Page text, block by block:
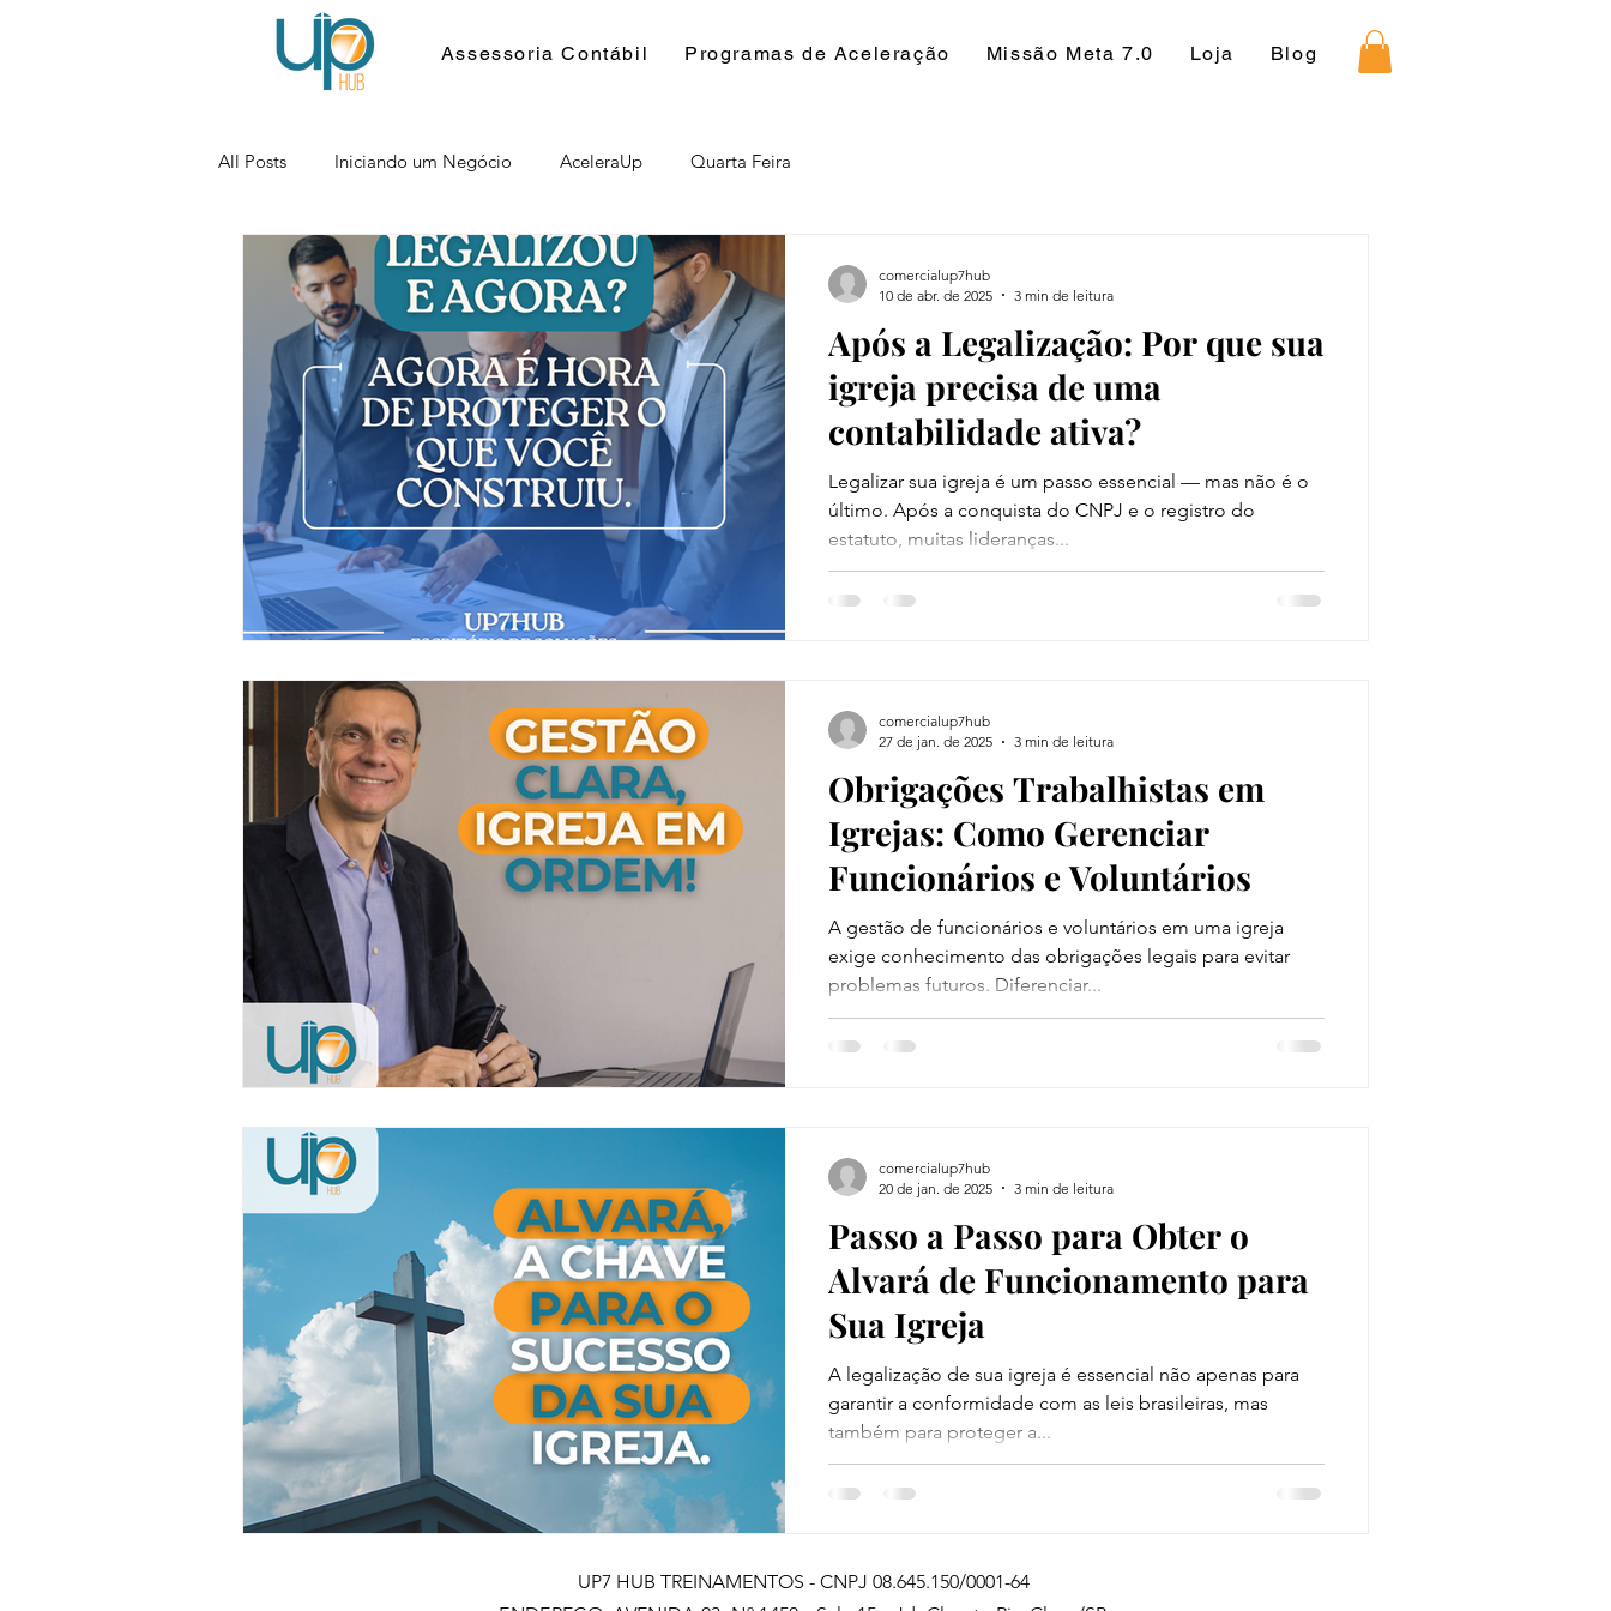
Assessoria Contábil Programas de Aceleração Missão Meta 7.0 Loja Blog
All Posts Iniciando um Negócio AceleraUp Quarta Feira
Após a Legalização: Por que sua
igreja precisa de uma
contabilidade ativa?
Legalizar sua igreja é um passo essencial — mas não é o
último. Após a conquista do CNPJ e o registro do
estatuto, muitas lideranças...
comercialup7hub
10 de abr. de 2025
3 min de leitura
Obrigações Trabalhistas em
Igrejas: Como Gerenciar
Funcionários e Voluntários
A gestão de funcionários e voluntários em uma igreja
exige conhecimento das obrigações legais para evitar
problemas futuros. Diferenciar...
comercialup7hub
27 de jan. de 2025
3 min de leitura
Passo a Passo para Obter o
Alvará de Funcionamento para
Sua Igreja
A legalização de sua igreja é essencial não apenas para
garantir a conformidade com as leis brasileiras, mas
também para proteger a...
comercialup7hub
20 de jan. de 2025
3 min de leitura
UP7 HUB TREINAMENTOS - CNPJ 08.645.150/0001-64